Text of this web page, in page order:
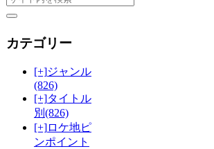
カテゴリー
[+]ジャンル
(826)
[+]タイトル
別 (826)
[+]ロケ地ピ
ンポイント